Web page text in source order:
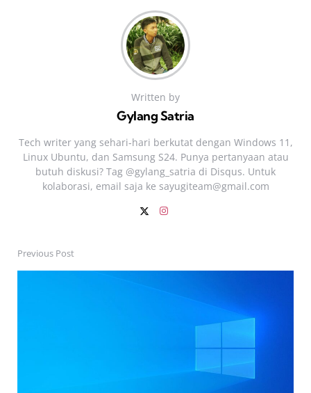
Written by
Gylang Satria
Tech writer yang sehari‑hari berkutat dengan Windows 11,
Linux Ubuntu, dan Samsung S24. Punya pertanyaan atau
butuh diskusi? Tag @gylang_satria di Disqus. Untuk
kolaborasi, email saja ke sayugiteam@gmail.com
PostPrevious Post